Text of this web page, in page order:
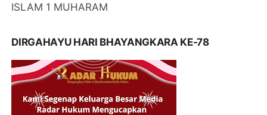
ISLAM 1 MUHARAM
DIRGAHAYU HARI BHAYANGKARA KE-78